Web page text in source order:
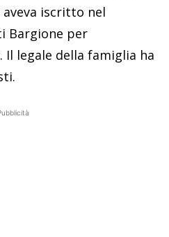
iscritto nel
Bargione per
Il legale della famiglia ha